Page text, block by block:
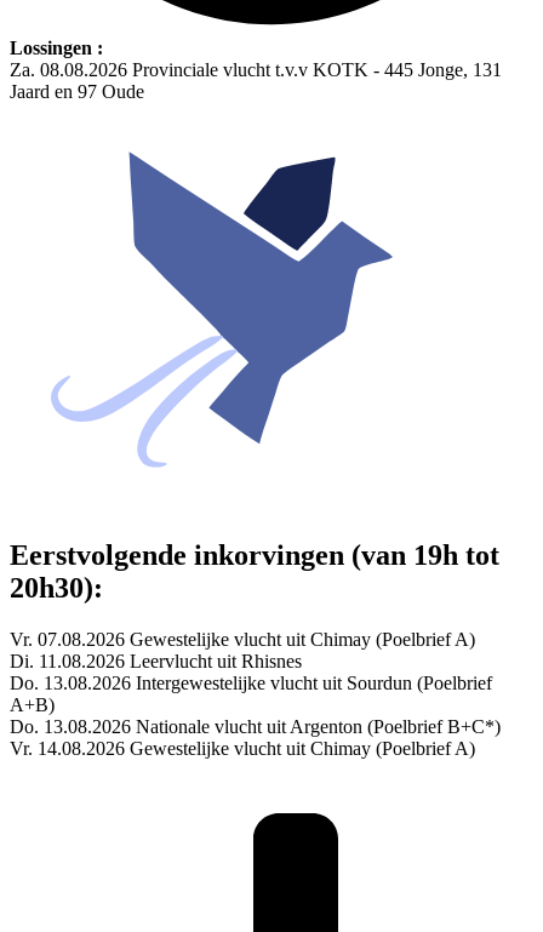
Lossingen :
Za. 08.08.2026 Provinciale vlucht t.v.v KOTK - 445 Jonge, 131
Jaard en 97 Oude
Eerstvolgende inkorvingen (van 19h tot
20h30):
Vr. 07.08.2026 Gewestelijke vlucht uit Chimay (Poelbrief A)
Di. 11.08.2026 Leervlucht uit Rhisnes
Do. 13.08.2026 Intergewestelijke vlucht uit Sourdun (Poelbrief
A+B)
Do. 13.08.2026 Nationale vlucht uit Argenton (Poelbrief B+C*)
Vr. 14.08.2026 Gewestelijke vlucht uit Chimay (Poelbrief A)